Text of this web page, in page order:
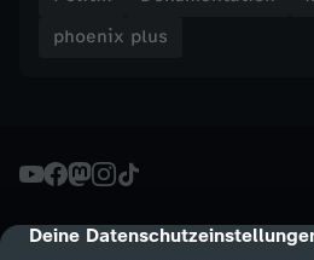
cmp-dialog-description
Deine
e
v
phoenix plus